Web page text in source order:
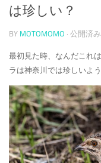
は珍しい？
BY MOTOMOMO · 公開済み
最初見た時、なんだこれ
ラは神奈川では珍しいよう